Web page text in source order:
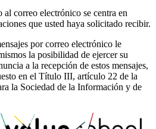
correo electrónico se centra en
que usted haya solicitado recibir.
por correo electrónico le
la posibilidad de ejercer su
a la recepción de estos mensajes,
en el Título III, artículo 22 de la
la Sociedad de la Información y de